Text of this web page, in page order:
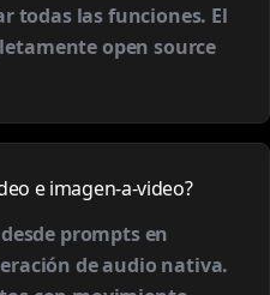
todas las funciones. El
open source
e imagen-a-video?
prompts en
de audio nativa.